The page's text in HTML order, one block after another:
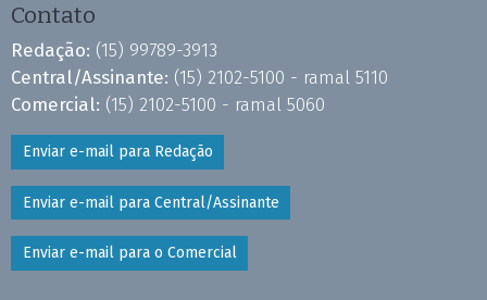
Contato
Redação: (15) 99789-3913
Central/Assinante: (15) 2102-5100 - ramal 5110
Comercial: (15) 2102-5100 - ramal 5060
Enviar e-mail para Redação
Enviar e-mail para Central/Assinante
Enviar e-mail para o Comercial